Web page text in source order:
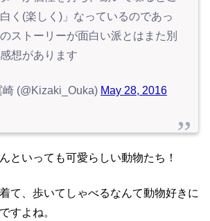
く(楽しく)」なっているのであっ
ストーリーが面白い派とはまた別
想があります
(@Kizaki_Ouka) May 28, 2016
といっても可愛らしい動物たち！
て、歩いてしゃべるなんて動物好きに
すよね。